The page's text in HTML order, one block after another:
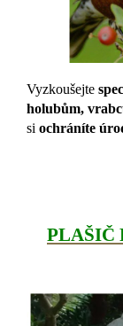
Vyzkoušejte
holubům,
si ochráníte
PLAŠIČ